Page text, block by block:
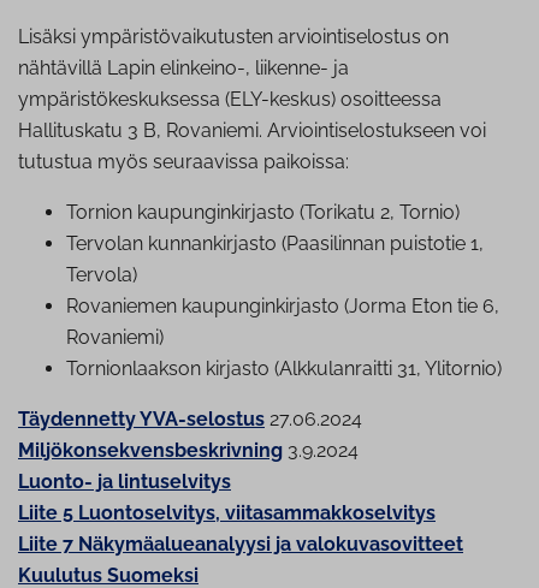
Lisäksi ympäristövaikutusten arviointiselostus on
nähtävillä Lapin elinkeino-, liikenne- ja
ympäristökeskuksessa (ELY-keskus) osoitteessa
Hallituskatu 3 B, Rovaniemi. Arviointiselostukseen voi
tutustua myös seuraavissa paikoissa:
Tornion kau­pun­gin­kir­jas­to (Torikatu 2, Tornio)
Tervolan kun­nan­kir­jas­to (Paasilinnan puistotie 1,
Tervola)
Rovaniemen kau­pun­gin­kir­jas­to (Jorma Eton tie 6,
Rovaniemi)
Tor­nion­laak­son kirjasto (Alk­ku­lan­rait­ti 31, Ylitornio)
Täydennetty YVA-selostus 27.06.2024
Miljökonsekvensbeskrivning 3.9.2024
Luonto- ja lintuselvitys
Liite 5 Luontoselvitys, viitasammakkoselvitys
Liite 7 Näkymäalueanalyysi ja valokuvasovitteet
Kuulutus Suomeksi